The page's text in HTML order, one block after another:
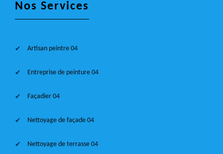
Nos Services
Artisan peintre 04
Entreprise de peinture 04
Façadier 04
Nettoyage de façade 04
Nettoyage de terrasse 04